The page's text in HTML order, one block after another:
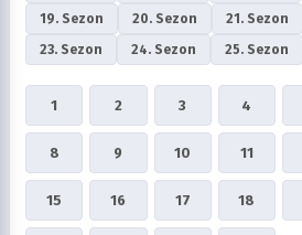
19. Sezon
20. Sezon 21. Sezon
23. Sezon
24. Sezon 25. Sezon
1 2 3 4
8 9 10 11
15 16 17 18